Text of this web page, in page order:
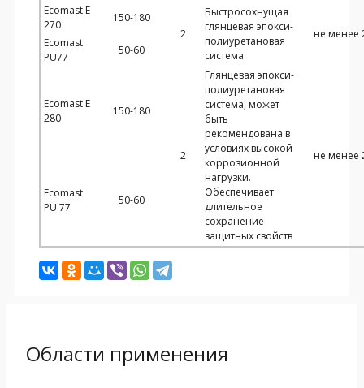
Ecomast E
270
150-180
2
Быстросохнущая
глянцевая эпокси-
полиуретановая
система
не менее
Ecomast
PU77
50-60
Ecomast E
280
150-180
2
Глянцевая эпокси-
полиуретановая
система, может
быть
рекомендована в
условиях высокой
коррозионной
нагрузки.
Обеспечивает
длительное
сохранение
защитных свойств
не менее
Ecomast
PU 77
50-60
Области применения